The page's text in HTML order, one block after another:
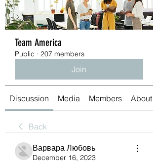
Team America
Public · 207 members
Join
Discussion Media Members About
Back
Варвара Любовь
December 16, 2023